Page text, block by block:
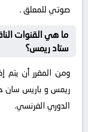
صوتي للمعلق .
ما هي القنوات
ستاد ريمس؟
ومن المقرر أن يتم
ريمس و باريس سان
الدوري الفرنسي.